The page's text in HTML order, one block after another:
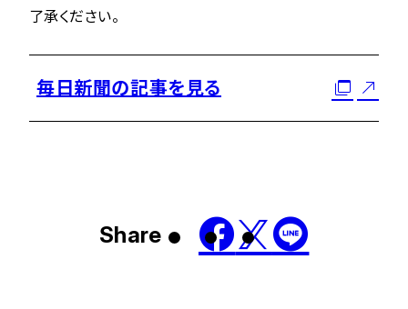
了承ください。
毎日新聞の記事を見る
Share